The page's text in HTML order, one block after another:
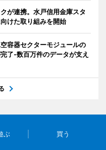
が連携。水戸信用金庫スタ
けた取り組みを開始
容器セクターモジュールの
了-数百万件のデータが支え
ぶ 買う